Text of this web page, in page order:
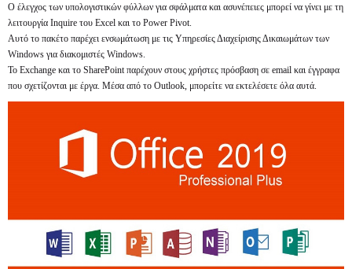
Ο έλεγχος των υπολογιστικών φύλλων για σφάλματα και ασυνέπειες μπορεί να γίνει με τη
λειτουργία Inquire του Excel και το Power Pivot.
Αυτό το πακέτο παρέχει ενσωμάτωση με τις Υπηρεσίες Διαχείρισης Δικαιωμάτων των
Windows για διακομιστές Windows.
Το Exchange και το SharePoint παρέχουν στους χρήστες πρόσβαση σε email και έγγραφα
που σχετίζονται με έργα. Μέσα από το Outlook, μπορείτε να εκτελέσετε όλα αυτά.